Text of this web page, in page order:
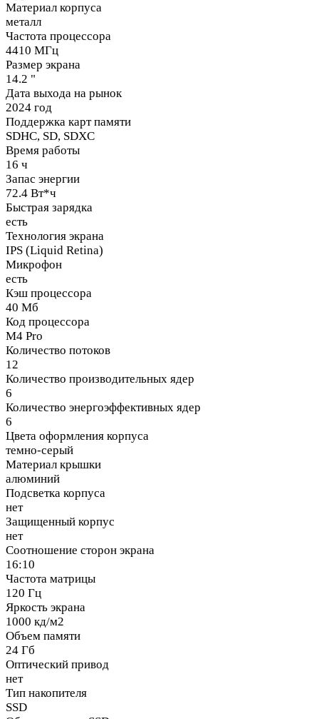
Материал корпуса
металл
Частота процессора
4410 МГц
Размер экрана
14.2 "
Дата выхода на рынок
2024 год
Поддержка карт памяти
SDHC, SD, SDXC
Время работы
16 ч
Запас энергии
72.4 Вт*ч
Быстрая зарядка
есть
Технология экрана
IPS (Liquid Retina)
Микрофон
есть
Кэш процессора
40 Мб
Код процессора
M4 Pro
Количество потоков
12
Количество производительных ядер
6
Количество энергоэффективных ядер
6
Цвета оформления корпуса
темно-серый
Материал крышки
алюминий
Подсветка корпуса
нет
Защищенный корпус
нет
Соотношение сторон экрана
16:10
Частота матрицы
120 Гц
Яркость экрана
1000 кд/м2
Объем памяти
24 Гб
Оптический привод
нет
Тип накопителя
SSD